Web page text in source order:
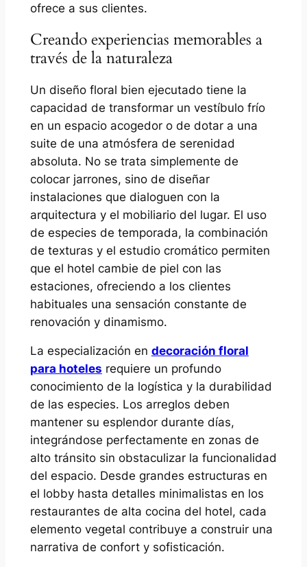
ofrece a sus clientes.
Creando experiencias memorables a
través de la naturaleza
Un diseño floral bien ejecutado tiene la
capacidad de transformar un vestíbulo frío
en un espacio acogedor o de dotar a una
suite de una atmósfera de serenidad
absoluta. No se trata simplemente de
colocar jarrones, sino de diseñar
instalaciones que dialoguen con la
arquitectura y el mobiliario del lugar. El uso
de especies de temporada, la combinación
de texturas y el estudio cromático permiten
que el hotel cambie de piel con las
estaciones, ofreciendo a los clientes
habituales una sensación constante de
renovación y dinamismo.
La especialización en decoración floral
para hoteles requiere un profundo
conocimiento de la logística y la durabilidad
de las especies. Los arreglos deben
mantener su esplendor durante días,
integrándose perfectamente en zonas de
alto tránsito sin obstaculizar la funcionalidad
del espacio. Desde grandes estructuras en
el lobby hasta detalles minimalistas en los
restaurantes de alta cocina del hotel, cada
elemento vegetal contribuye a construir una
narrativa de confort y sofisticación.